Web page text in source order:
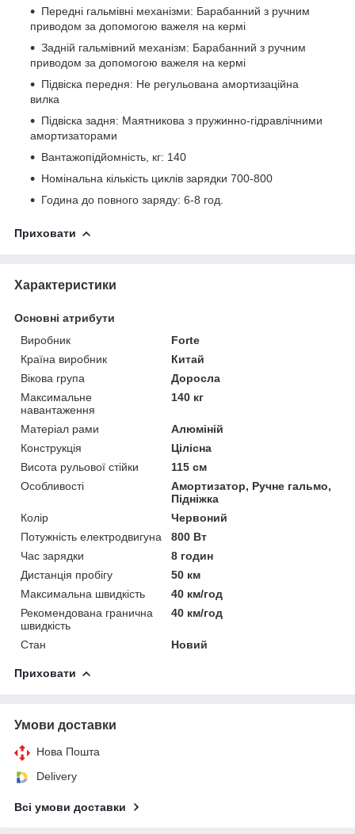
Передні гальмівні механізми: Барабанний з ручним
приводом за допомогою важеля на кермі
Задній гальмівний механізм: Барабанний з ручним
приводом за допомогою важеля на кермі
Підвіска передня: Не регульована амортизаційна
вилка
Підвіска задня: Маятникова з пружинно-гідравлічними
амортизаторами
Вантажопідйомність, кг: 140
Номінальна кількість циклів зарядки 700-800
Година до повного заряду: 6-8 год.
Приховати
Характеристики
Основні атрибути
Виробник
Forte
Країна виробник
Китай
Вікова група
Доросла
Максимальне
навантаження
140 кг
Матеріал рами
Алюміній
Конструкція
Цілісна
Висота рульової стійки
115 см
Особливості
Амортизатор, Ручне гальмо,
Підніжка
Колір
Червоний
Потужність електродвигуна
800 Вт
Час зарядки
8 годин
Дистанція пробігу
50 км
Максимальна швидкість
40 км/год
Рекомендована гранична
швидкість
40 км/год
Стан Новий
Приховати
Умови доставки
Нова Пошта
Delivery
Всі умови доставки